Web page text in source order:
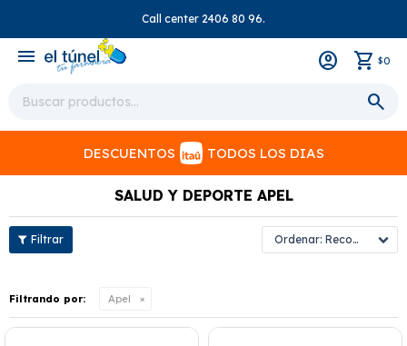
Call center 2406 80 96.
menu $0
DESCUENTOS TODOS LOS DIAS
SALUD Y DEPORTE APEL
Recomendados
Filtrando por: Apel
close